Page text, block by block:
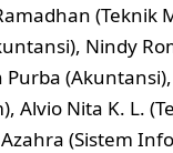
(Teknik
Nindy
Alvio Nita K. L.
(Sistem